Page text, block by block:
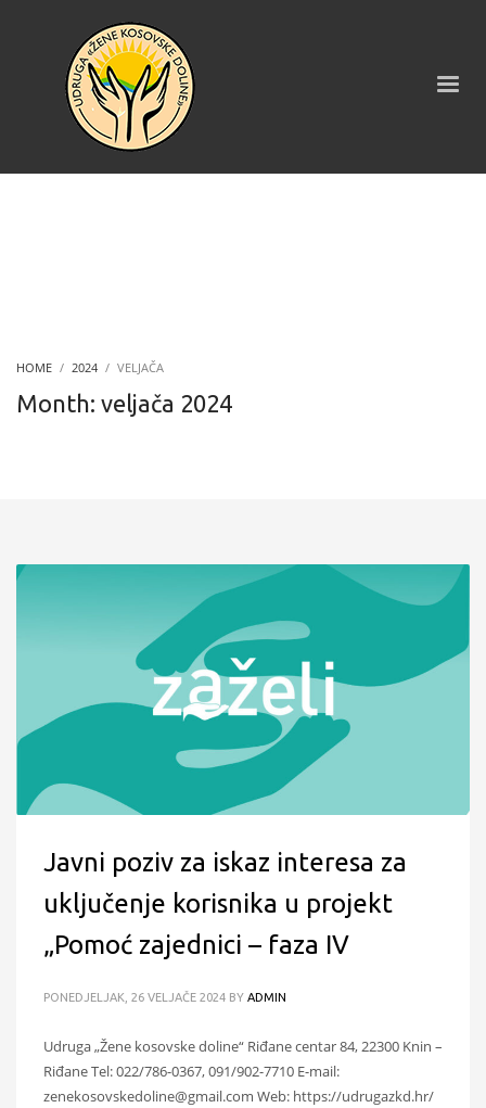
HOME 2024 VELJAČA
Month: veljača 2024
Javni poziv za iskaz interesa za
uključenje korisnika u projekt
„Pomoć zajednici – faza IV
PONEDJELJAK, 26 VELJAČE 2024 BY ADMIN
Udruga „Žene kosovske doline“ Riđane centar 84, 22300 Knin –
Riđane Tel: 022/786-0367, 091/902-7710 E-mail:
zenekosovskedoline@gmail.com Web: https://udrugazkd.hr/